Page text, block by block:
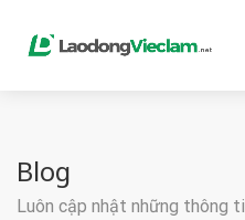
Blog
Luôn cập nhật những thông